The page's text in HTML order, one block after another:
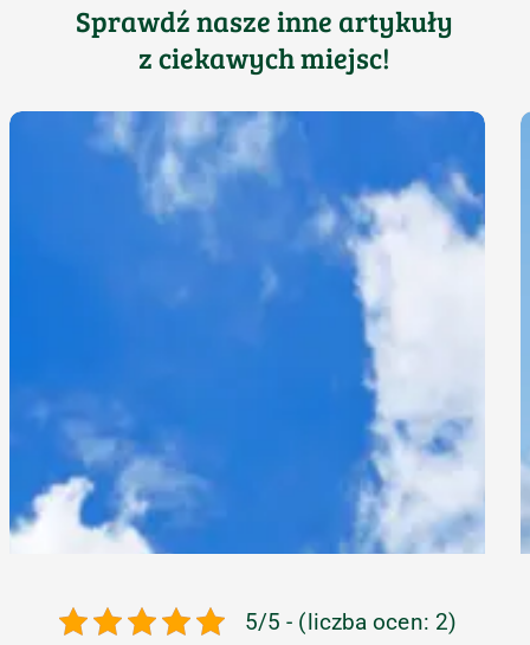
Sprawdź nasze inne artykuły
z ciekawych miejsc!
Na Szlaku
5/5 - (liczba ocen: 2)